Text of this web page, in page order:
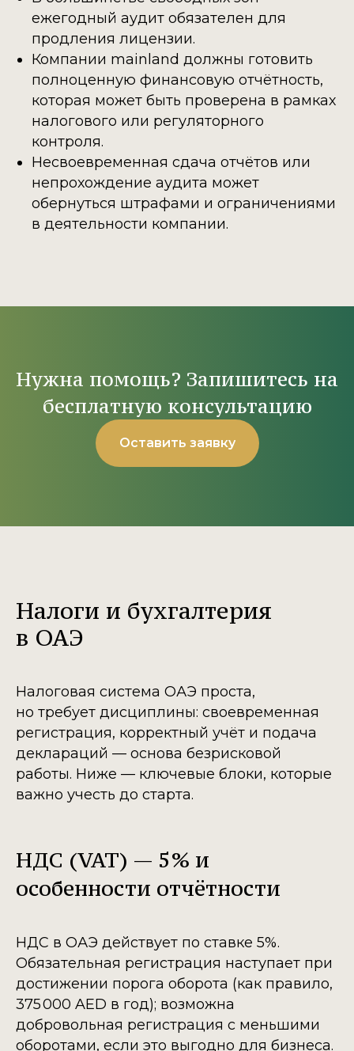
ежегодный аудит обязателен для
продления лицензии.
Компании mainland должны готовить
полноценную финансовую отчётность,
которая может быть проверена в рамках
налогового или регуляторного
контроля.
Несвоевременная сдача отчётов или
непрохождение аудита может
обернуться штрафами и ограничениями
в деятельности компании.
Нужна помощь? Запишитесь на
бесплатную консультацию
Оставить заявку
Налоги и бухгалтерия
в ОАЭ
Налоговая система ОАЭ проста,
но требует дисциплины: своевременная
регистрация, корректный учёт и подача
деклараций — основа безрисковой
работы. Ниже — ключевые блоки, которые
важно учесть до старта.
НДС (VAT) — 5% и
особенности отчётности
НДС в ОАЭ действует по ставке 5%.
Обязательная регистрация наступает при
достижении порога оборота (как правило,
375 000 AED в год); возможна
добровольная регистрация с меньшими
оборотами, если это выгодно для бизнеса.